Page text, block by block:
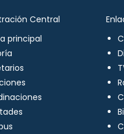
Central
principal